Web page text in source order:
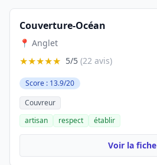
Couverture-Océan
📍 Anglet
★★★★★ 5/5 (22 avis)
Score : 13.9/20
Couvreur
artisan
respect établir
Voir la fiche